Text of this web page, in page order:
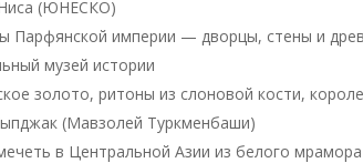
(ЮНЕСКО)
Парфянской империи — дворцы, стены и
музей истории
золото, ритоны из слоновой кости,
(Мавзолей Туркменбаши)
в Центральной Азии из белого